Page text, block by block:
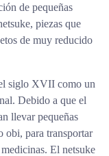
de pequeñas
piezas que
de muy reducido
siglo XVII como un
Debido a que el
llevar pequeñas
obi, para transportar
El netsuke